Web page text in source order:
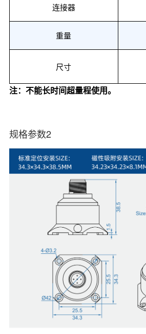
连接器
重量
尺寸
注：不能长时间超量程使用。
规格参数2